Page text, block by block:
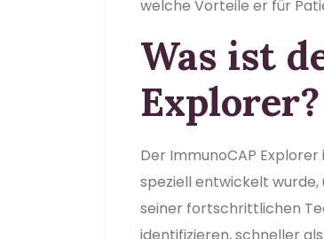
welche Vorteile er für
Was ist
Explorer?
Der ImmunoCAP
speziell entwickelt
seiner fortschrittlichen